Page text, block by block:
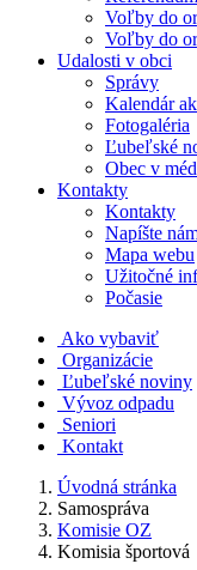
Voľby do
Voľby do
Udalosti v obci
Správy
Kalendár
Fotogaléria
Ľubeľské
Obec v
Kontakty
Kontakty
Napíšte
Mapa webu
Užitočné
Počasie
Ako vybaviť
Organizácie
Ľubeľské noviny
Vývoz odpadu
Seniori
Kontakt
Úvodná stránka
Samospráva
Komisie OZ
Komisia športová